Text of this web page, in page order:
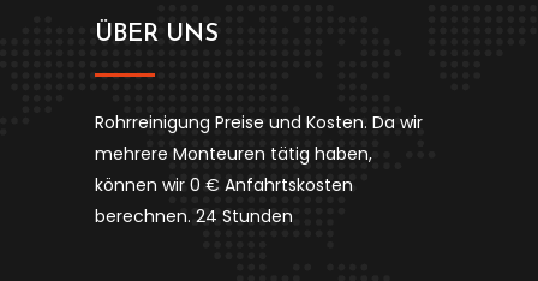
ÜBER UNS
Rohrreinigung Preise und Kosten. Da wir
mehrere Monteuren tätig haben,
können wir 0 € Anfahrtskosten
berechnen. 24 Stunden